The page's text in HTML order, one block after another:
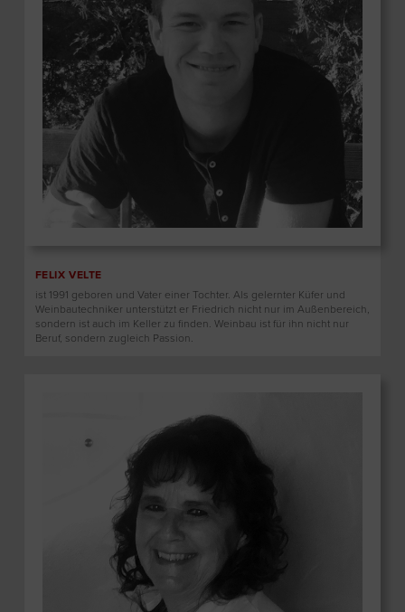
FELIX VELTE
ist 1991 geboren und Vater einer Tochter. Als gelernter Küfer und
Weinbautechniker unterstützt er Friedrich nicht nur im Außenbereich,
sondern ist auch im Keller zu finden. Weinbau ist für ihn nicht nur
Beruf, sondern zugleich Passion.